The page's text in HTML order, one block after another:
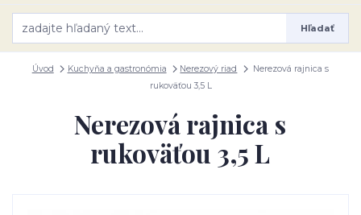
Hľadať
Úvod Kuchyňa a gastronómia Nerezový riad
Nerezová rajnica s
rukoväťou 3,5 L
Nerezová rajnica s
rukoväťou 3,5 L